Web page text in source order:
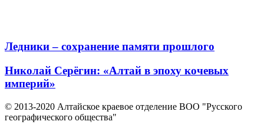
Ледники – сохранение памяти прошлого
Николай Серёгин: «Алтай в эпоху кочевых
империй»
© 2013-2020 Алтайское краевое отделение BOO "Русского
географического общества"